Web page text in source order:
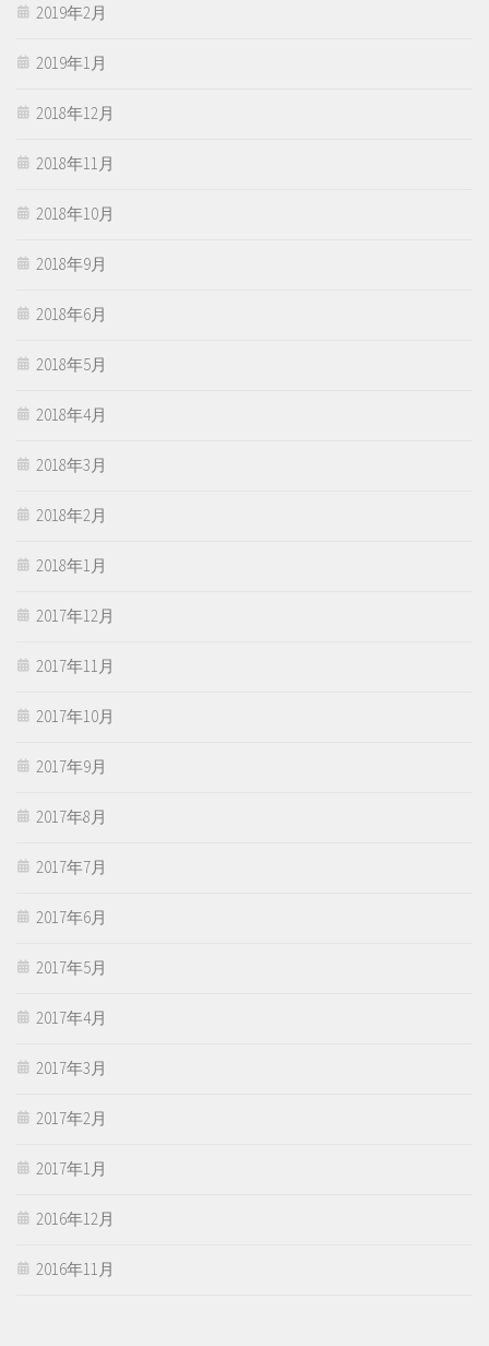
2019年2月
2019年1月
2018年12月
2018年11月
2018年10月
2018年9月
2018年6月
2018年5月
2018年4月
2018年3月
2018年2月
2018年1月
2017年12月
2017年11月
2017年10月
2017年9月
2017年8月
2017年7月
2017年6月
2017年5月
2017年4月
2017年3月
2017年2月
2017年1月
2016年12月
2016年11月